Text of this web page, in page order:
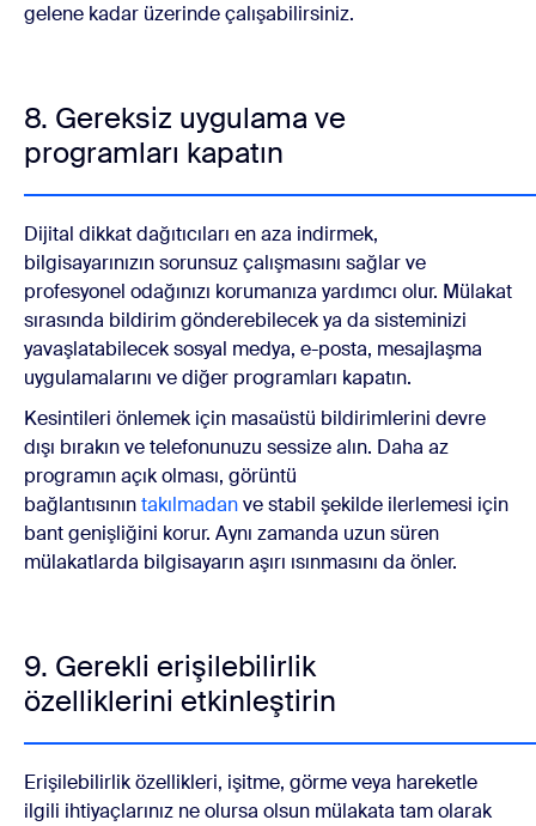
gelene kadar üzerinde çalışabilirsiniz.
8. Gereksiz uygulama ve
programları kapatın
Dijital dikkat dağıtıcıları en aza indirmek,
bilgisayarınızın sorunsuz çalışmasını sağlar ve
profesyonel odağınızı korumanıza yardımcı olur. Mülakat
sırasında bildirim gönderebilecek ya da sisteminizi
yavaşlatabilecek sosyal medya, e-posta, mesajlaşma
uygulamalarını ve diğer programları kapatın.
Kesintileri önlemek için masaüstü bildirimlerini devre
dışı bırakın ve telefonunuzu sessize alın. Daha az
programın açık olması, görüntü
bağlantısınıntakılmadanve stabil şekilde ilerlemesi için
bant genişliğini korur. Aynı zamanda uzun süren
mülakatlarda bilgisayarın aşırı ısınmasını da önler.
9. Gerekli erişilebilirlik
özelliklerini etkinleştirin
Erişilebilirlik özellikleri, işitme, görme veya hareketle
ilgili ihtiyaçlarınız ne olursa olsun mülakata tam olarak